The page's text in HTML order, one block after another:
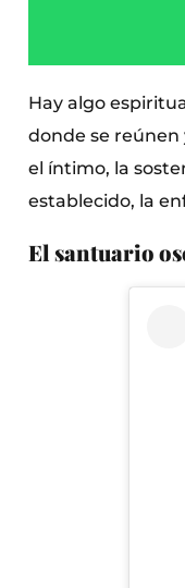
Hay algo
donde se
el íntimo, la
establecido, la
El santuario